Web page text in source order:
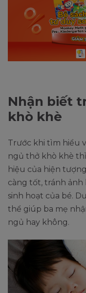
Nhận biết
khò khè
Trước khi tìm hiểu
ngủ thở khò khè
hiệu của hiện
càng tốt, tránh ảnh
sinh hoạt của bé.
thể giúp ba mẹ
ngủ hay không.